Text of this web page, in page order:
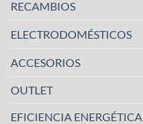
RECAMBIOS
ELECTRODOMÉSTICOS
ACCESORIOS
OUTLET
EFICIENCIA ENERGÉTICA